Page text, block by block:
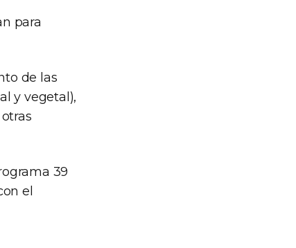
para
de las
y vegetal),
39
el